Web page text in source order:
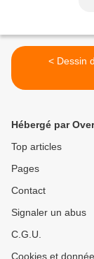
< Dessin
Hébergé par
Top articles
Pages
Contact
Signaler un abus
C.G.U.
Cookies et